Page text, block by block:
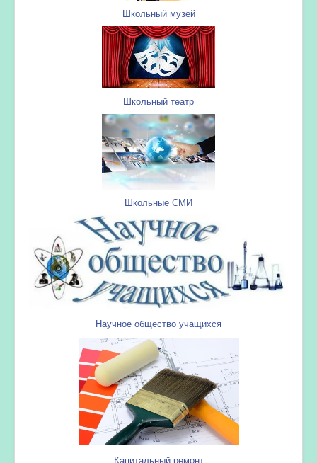
Школьный музей
Школьный театр
Школьные СМИ
Научное общество учащихся
Капитальный ремонт